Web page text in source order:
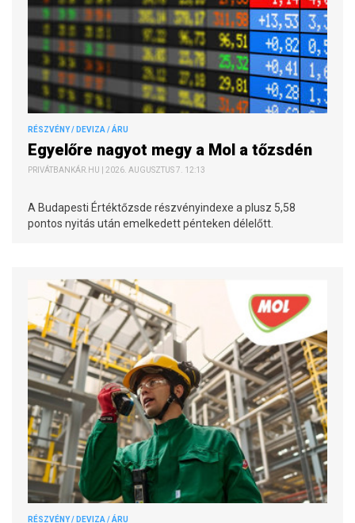
RÉSZVÉNY / DEVIZA / ÁRU
Egyelőre nagyot megy a Mol a tőzsdén
PRIVÁTBANKÁR.HU | 2026. AUGUSZTUS 7. 12:13
A Budapesti Értéktőzsde részvényindexe a plusz 5,58
pontos nyitás után emelkedett pénteken délelőtt.
RÉSZVÉNY / DEVIZA / ÁRU